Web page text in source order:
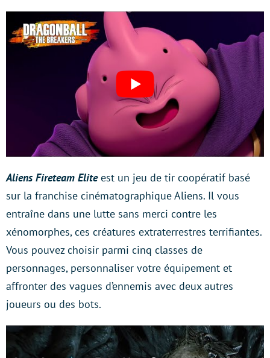
Aliens Fireteam Eliteest un jeu de tir coopératif basé
sur la franchise cinématographique Aliens. Il vous
entraîne dans une lutte sans merci contre les
xénomorphes, ces créatures extraterrestres terrifiantes.
Vous pouvez choisir parmi cinq classes de
personnages, personnaliser votre équipement et
affronter des vagues d’ennemis avec deux autres
joueurs ou des bots.